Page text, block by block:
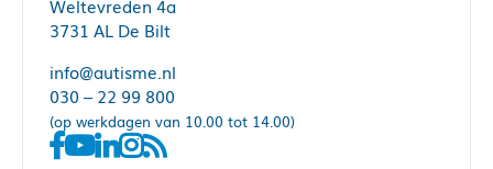
Weltevreden 4a
3731 AL De Bilt
info@autisme.nl
030 – 22 99 800
(op werkdagen van 10.00 tot 14.00)